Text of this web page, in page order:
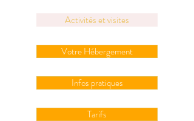
Activités et visites
Votre Hébergement
Infos pratiques
Tarifs